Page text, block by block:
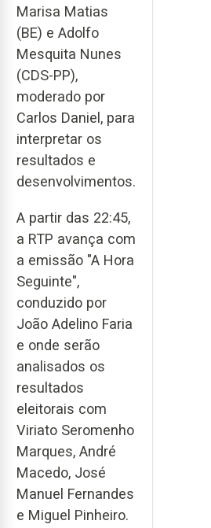
Marisa Matias
(BE) e Adolfo
Mesquita Nunes
(CDS-PP),
moderado por
Carlos Daniel, para
interpretar os
resultados e
desenvolvimentos.
A partir das 22:45,
a RTP avança com
a emissão "A Hora
Seguinte",
conduzido por
João Adelino Faria
e onde serão
analisados os
resultados
eleitorais com
Viriato Seromenho
Marques, André
Macedo, José
Manuel Fernandes
e Miguel Pinheiro.